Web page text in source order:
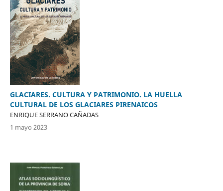
GLACIARES. CULTURA Y PATRIMONIO. LA HUELLA
CULTURAL DE LOS GLACIARES PIRENAICOS
ENRIQUE SERRANO CAÑADAS
1 mayo 2023